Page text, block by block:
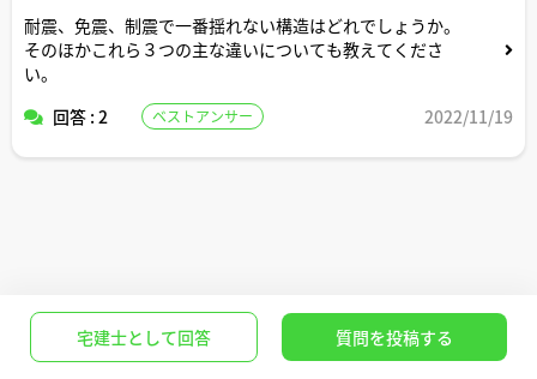
耐震、免震、制震で一番揺れない構造はどれでしょうか。
そのほかこれら３つの主な違いについても教えてくださ
い。
回答 : 2
ベストアンサー 2022/11/19
宅建士として回答 質問を投稿する